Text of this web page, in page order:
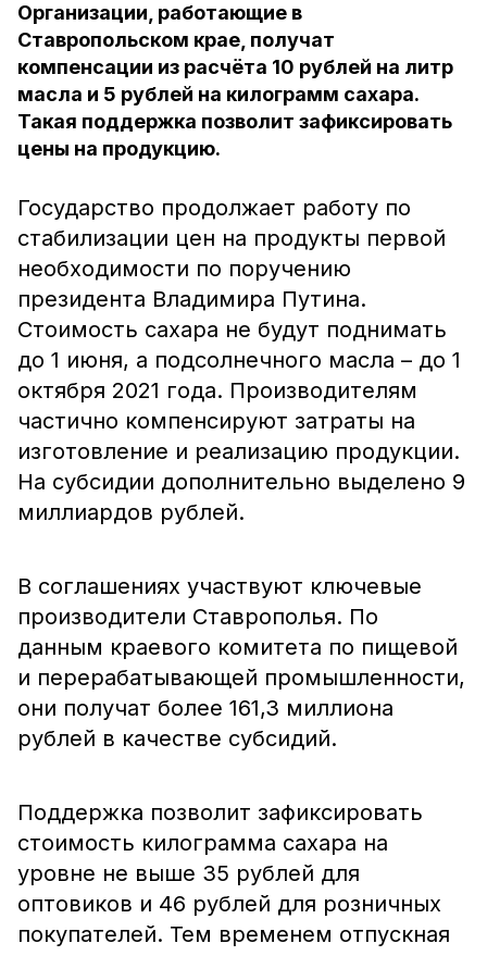
Организации, работающие в
Ставропольском крае, получат
компенсации из расчёта 10 рублей на литр
масла и 5 рублей на килограмм сахара.
Такая поддержка позволит зафиксировать
цены на продукцию.
Государство продолжает работу по
стабилизации цен на продукты первой
необходимости по поручению
президента Владимира Путина.
Стоимость сахара не будут поднимать
до 1 июня, а подсолнечного масла – до 1
октября 2021 года. Производителям
частично компенсируют затраты на
изготовление и реализацию продукции.
На субсидии дополнительно выделено 9
миллиардов рублей.
В соглашениях участвуют ключевые
производители Ставрополья. По
данным краевого комитета по пищевой
и перерабатывающей промышленности,
они получат более 161,3 миллиона
рублей в качестве субсидий.
Поддержка позволит зафиксировать
стоимость килограмма сахара на
уровне не выше 35 рублей для
оптовиков и 46 рублей для розничных
покупателей. Тем временем отпускная